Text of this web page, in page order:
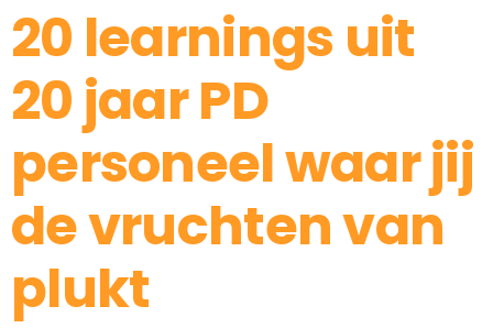
20 learnings uit
20 jaar PD
personeel waar jij
de vruchten van
plukt